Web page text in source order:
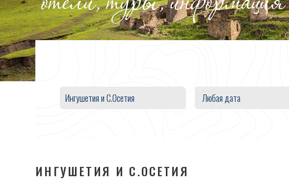
Любая дата
ИНГУШЕТИЯ И С.ОСЕТИЯ